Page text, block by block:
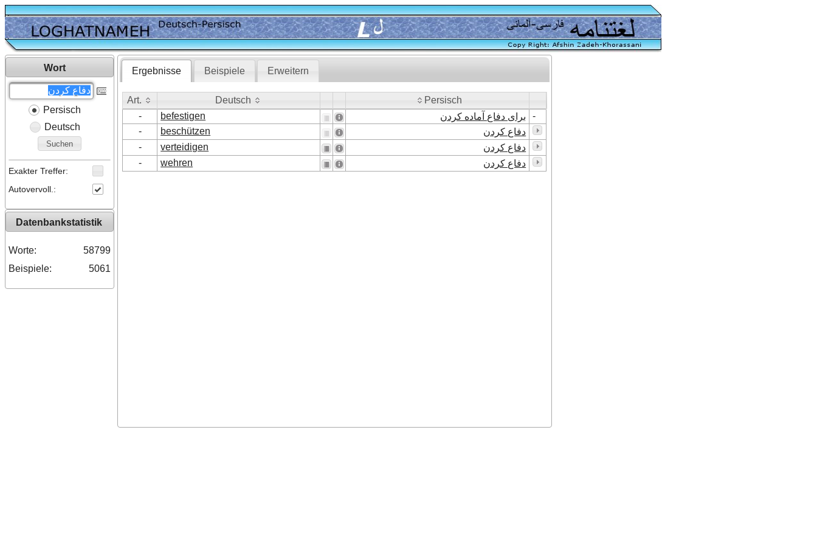
Wort
Persisch
Deutsch
Suchen
Exakter Treffer:
Autovervoll.:
Datenbankstatistik
Worte:
58799
Beispiele:
5061
Ergebnisse Beispiele Erweitern
Art. Deutsch
Persisch
Art.
Persisch
- befestigen برای دفاع آماده کردن
-
-
beschützen
دفاع کردن
-
verteidigen
دفاع کردن
-
wehren دفاع کردن